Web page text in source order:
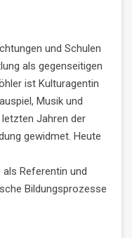
und Schulen
als gegenseitigen
ist Kulturagentin
Musik und
Jahren der
gewidmet. Heute
Referentin und
Bildungsprozesse